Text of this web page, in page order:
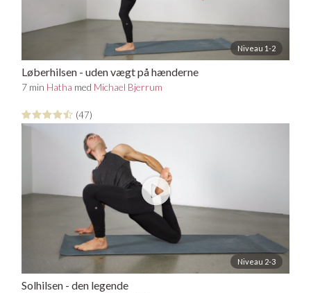
Niveau 1-2
Løberhilsen - uden vægt på hænderne
7 min Hatha med Michael Bjerrum
(47)
Niveau 2-3
Solhilsen - den legende